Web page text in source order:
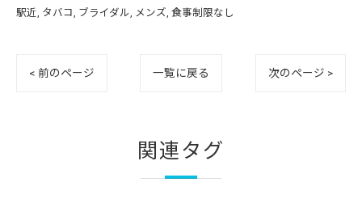
駅近 タバコ ブライダル メンズ 食事制限なし
< 前のページ 一覧に戻る 次のページ >
関連タグ